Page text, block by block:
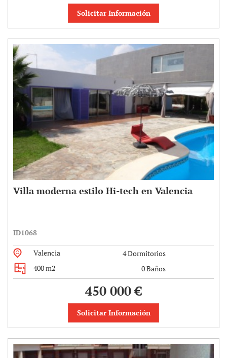
Solicitar Información
Villa moderna estilo Hi-tech en Valencia
ID1068
Valencia
4 Dormitorios
400 m2
0 Baños
450 000 €
Solicitar Información